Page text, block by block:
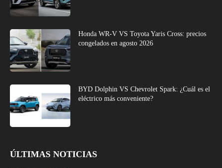
Honda WR-V VS Toyota Yaris Cross: precios
congelados en agosto 2026
BYD Dolphin VS Chevrolet Spark: ¿Cuál es el
eléctrico más conveniente?
ÚLTIMAS NOTICIAS